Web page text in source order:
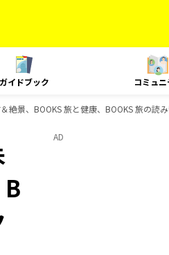
ガイドブック コミュニ
景、BOOKS 旅と健康、BOOKS 旅の読
AD